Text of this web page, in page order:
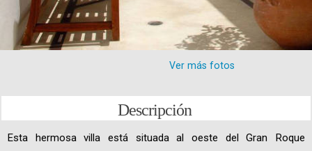
Ver más fotos
Descripción
Esta hermosa villa está situada al oeste del Gran Roque